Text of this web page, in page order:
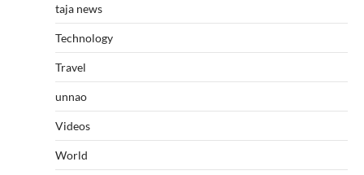
taja news
Technology
Travel
unnao
Videos
World